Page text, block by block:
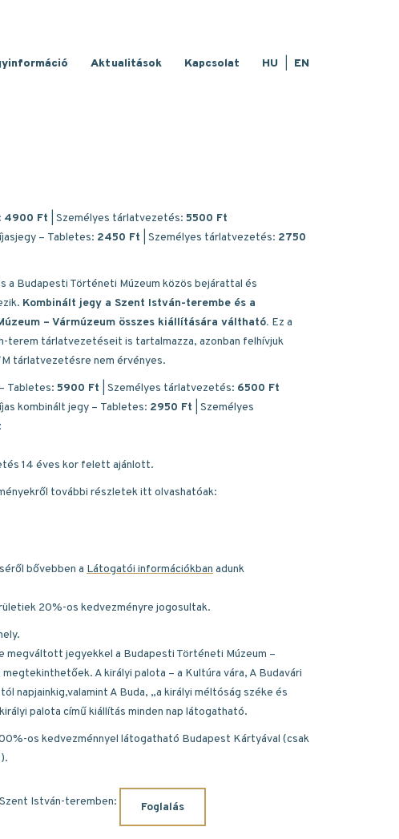
HU
EN
Aktualitások Kapcsolat
4900 Ft | Személyes tárlatvezetés: 5500 Ft
– Tabletes: 2450 Ft | Személyes tárlatvezetés: 2750
a Budapesti Történeti Múzeum közös bejárattal és
Kombinált jegy a Szent István-terembe és a
– Vármúzeum összes kiállítására váltható. Ez a
terem tárlatvezetéseit is tartalmazza, azonban felhívjuk
tárlatvezetésre nem érvényes.
Tabletes: 5900 Ft | Személyes tárlatvezetés: 6500 Ft
kombinált jegy – Tabletes: 2950 Ft
| Személyes
14 éves kor felett ajánlott.
további részletek itt olvashatóak:
bővebben a Látogatói információkban adunk
20%-os kedvezményre jogosultak.
megváltott jegyekkel a Budapesti Történeti Múzeum –
megtekinthetőek. A királyi palota – a Kultúra vára, A Budavári
napjainkig,valamint A Buda, „a királyi méltóság széke és
palota című kiállítás minden nap látogatható.
os kedvezménnyel látogatható Budapest Kártyával (csak
István-teremben: Foglalás